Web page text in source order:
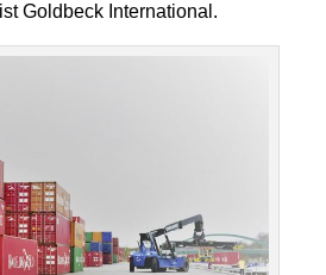
Goldbeck International.